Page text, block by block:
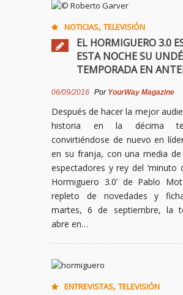
NOTICIAS, TELEVISIÓN
EL HORMIGUERO 3.0
ESTA NOCHE SU
TEMPORADA EN
06/09/2016 Por YourWay Magazine
Después de hacer la mejor
historia en la décima
convirtiéndose de nuevo en
en su franja, con una media de
espectadores y rey del ‘minuto
Hormiguero 3.0’ de Pablo
repleto de novedades y
martes, 6 de septiembre, la
abre en…
ENTREVISTAS, TELEVISIÓN